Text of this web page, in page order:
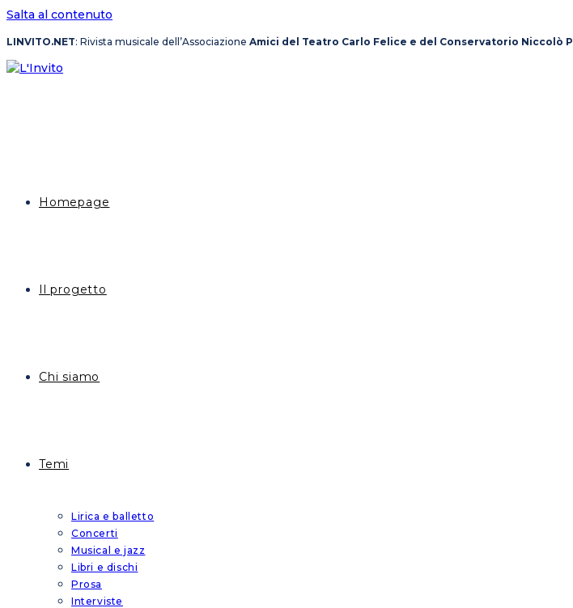
Salta al contenuto
LINVITO.NET: Rivista musicale dell’Associazione Amici del Teatro Carlo Felice e del Conservatorio Niccolò
Homepage
Il progetto
Chi siamo
Temi
Lirica e balletto
Concerti
Musical e jazz
Libri e dischi
Prosa
Interviste